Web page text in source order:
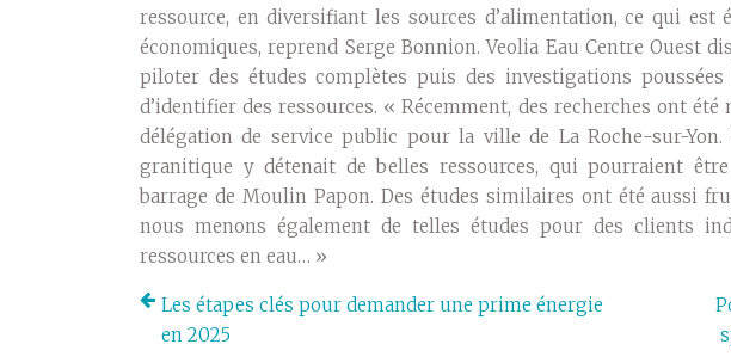
ressource, en diversifiant les sources d’alimentation, ce qui
économiques, reprend Serge Bonnion. Veolia Eau Centre Ouest
piloter des études complètes puis des investigations poussées
d’identifier des ressources. « Récemment, des recherches ont
délégation de service public pour la ville de La Roche-sur-
granitique y détenait de belles ressources, qui pourraient
barrage de Moulin Papon. Des études similaires ont été aussi
nous menons également de telles études pour des clients
ressources en eau… »
Les étapes clés pour demander une prime énergie
en 2025